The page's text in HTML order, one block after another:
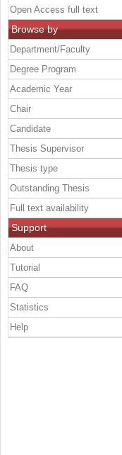
Open Access full text
Browse by
Department/Faculty
Degree Program
Academic Year
Chair
Candidate
Thesis Supervisor
Thesis type
Outstanding Thesis
Full text availability
Support
About
Tutorial
FAQ
Statistics
Help